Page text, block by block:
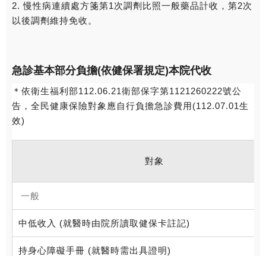
2. 慢性病連續處方箋第1次調劑比照一般藥品計收，第2次
以後調劑維持免收。
急診基本部分負擔(依健保署規定)本院代收
＊依衛生福利部112.06.21衛部保字第1121260222號公
告，全民健康保險對象應自行負擔急診費用(112.07.01生
效)
對象
一般
中低收入 (就醫時由院所讀取健保卡註記)
持身心障礙手冊 (就醫時需出具證明)